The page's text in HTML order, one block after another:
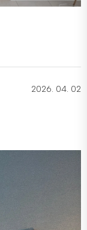
2026. 04. 02